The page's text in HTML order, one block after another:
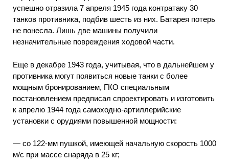
успешно отразила 7 апреля 1945 года контратаку 30
танков противника, подбив шесть из них. Батарея потерь
не понесла. Лишь две машины получили
незначительные повреждения ходовой части.
Еще в декабре 1943 года, учитывая, что в дальнейшем у
противника могут появиться новые танки с более
мощным бронированием, ГКО специальным
постановлением предписал спроектировать и изготовить
к апрелю 1944 года самоходно-артиллерийские
установки с орудиями повышенной мощности:
— со 122-мм пушкой, имеющей начальную скорость 1000
м/с при массе снаряда в 25 кг;